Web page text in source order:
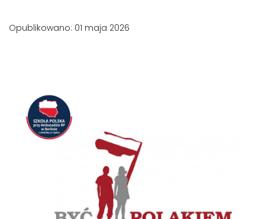
Opublikowano: 01 maja 2026